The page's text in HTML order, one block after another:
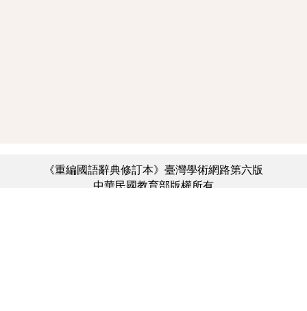
《重編國語辭典修訂本》臺灣學術網路第六版
中華民國教育部版權所有